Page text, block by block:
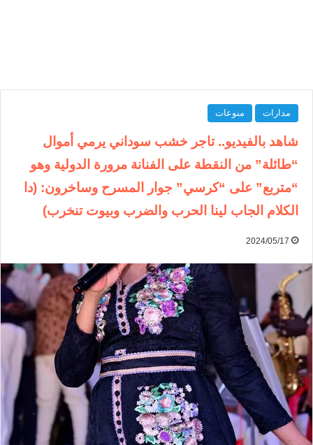
مدارات منوعات
شاهد بالفيديو.. تاجر خشب سوداني يرمي أموال
“طائلة” من النقطة على الفنانة مرورة الدولية وهو
“متربع” على “كرسي” جوار المسرح وساخرون: (دا
الكلام الجاب لينا الحرب والضرب وبيوت تنخرب)
2024/05/17